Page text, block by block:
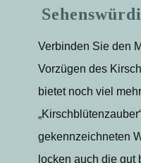
Verbinden Sie den
Vorzügen des
bietet noch viel
gekennzeichneten
locken auch die gut